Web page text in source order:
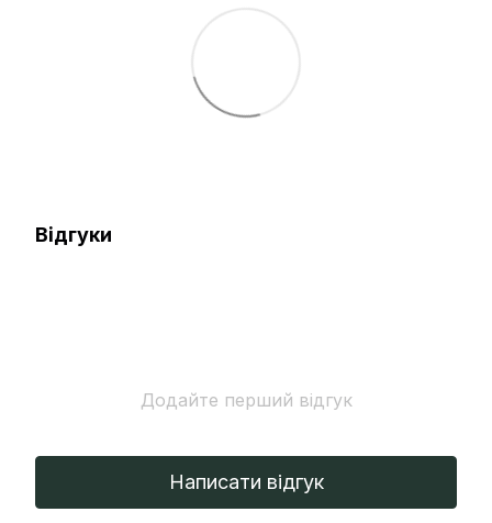
Відгуки
Додайте перший відгук
Написати відгук